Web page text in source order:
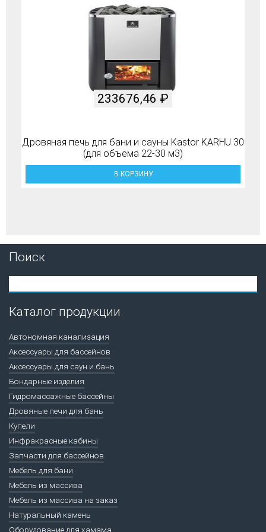
Дровяная печь для бани и сауны Kastor KARHU 30
(для объема 22-30 м3)
233676,46 ₽
В КОРЗИНУ
Поиск
Каталог продукции
Автономная канализация
Аксессуары для бассейнов
Аксессуары для саун и бань
Бондарные изделия
Гидромассажные бассейны
Дровяные печи для бань
Купели
Инфракрасные кабины
Запчасти для бассейнов
Мебель для бани
Мебель из массива
Мебель из массива на заказ
Натуральный камень
Оборудование для хамама